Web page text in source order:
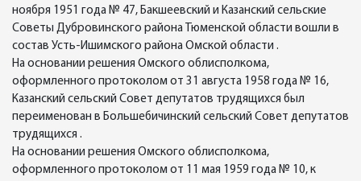
ноября 1951 года № 47, Бакшеевский и Казанский сельские
Советы Дубровинского района Тюменской области вошли в
состав Усть-Ишимского района Омской области .
На основании решения Омского облисполкома,
оформленного протоколом от 31 августа 1958 года № 16,
Казанский сельский Совет депутатов трудящихся был
переименован в Большебичинский сельский Совет депутатов
трудящихся .
На основании решения Омского облисполкома,
оформленного протоколом от 11 мая 1959 года № 10, к